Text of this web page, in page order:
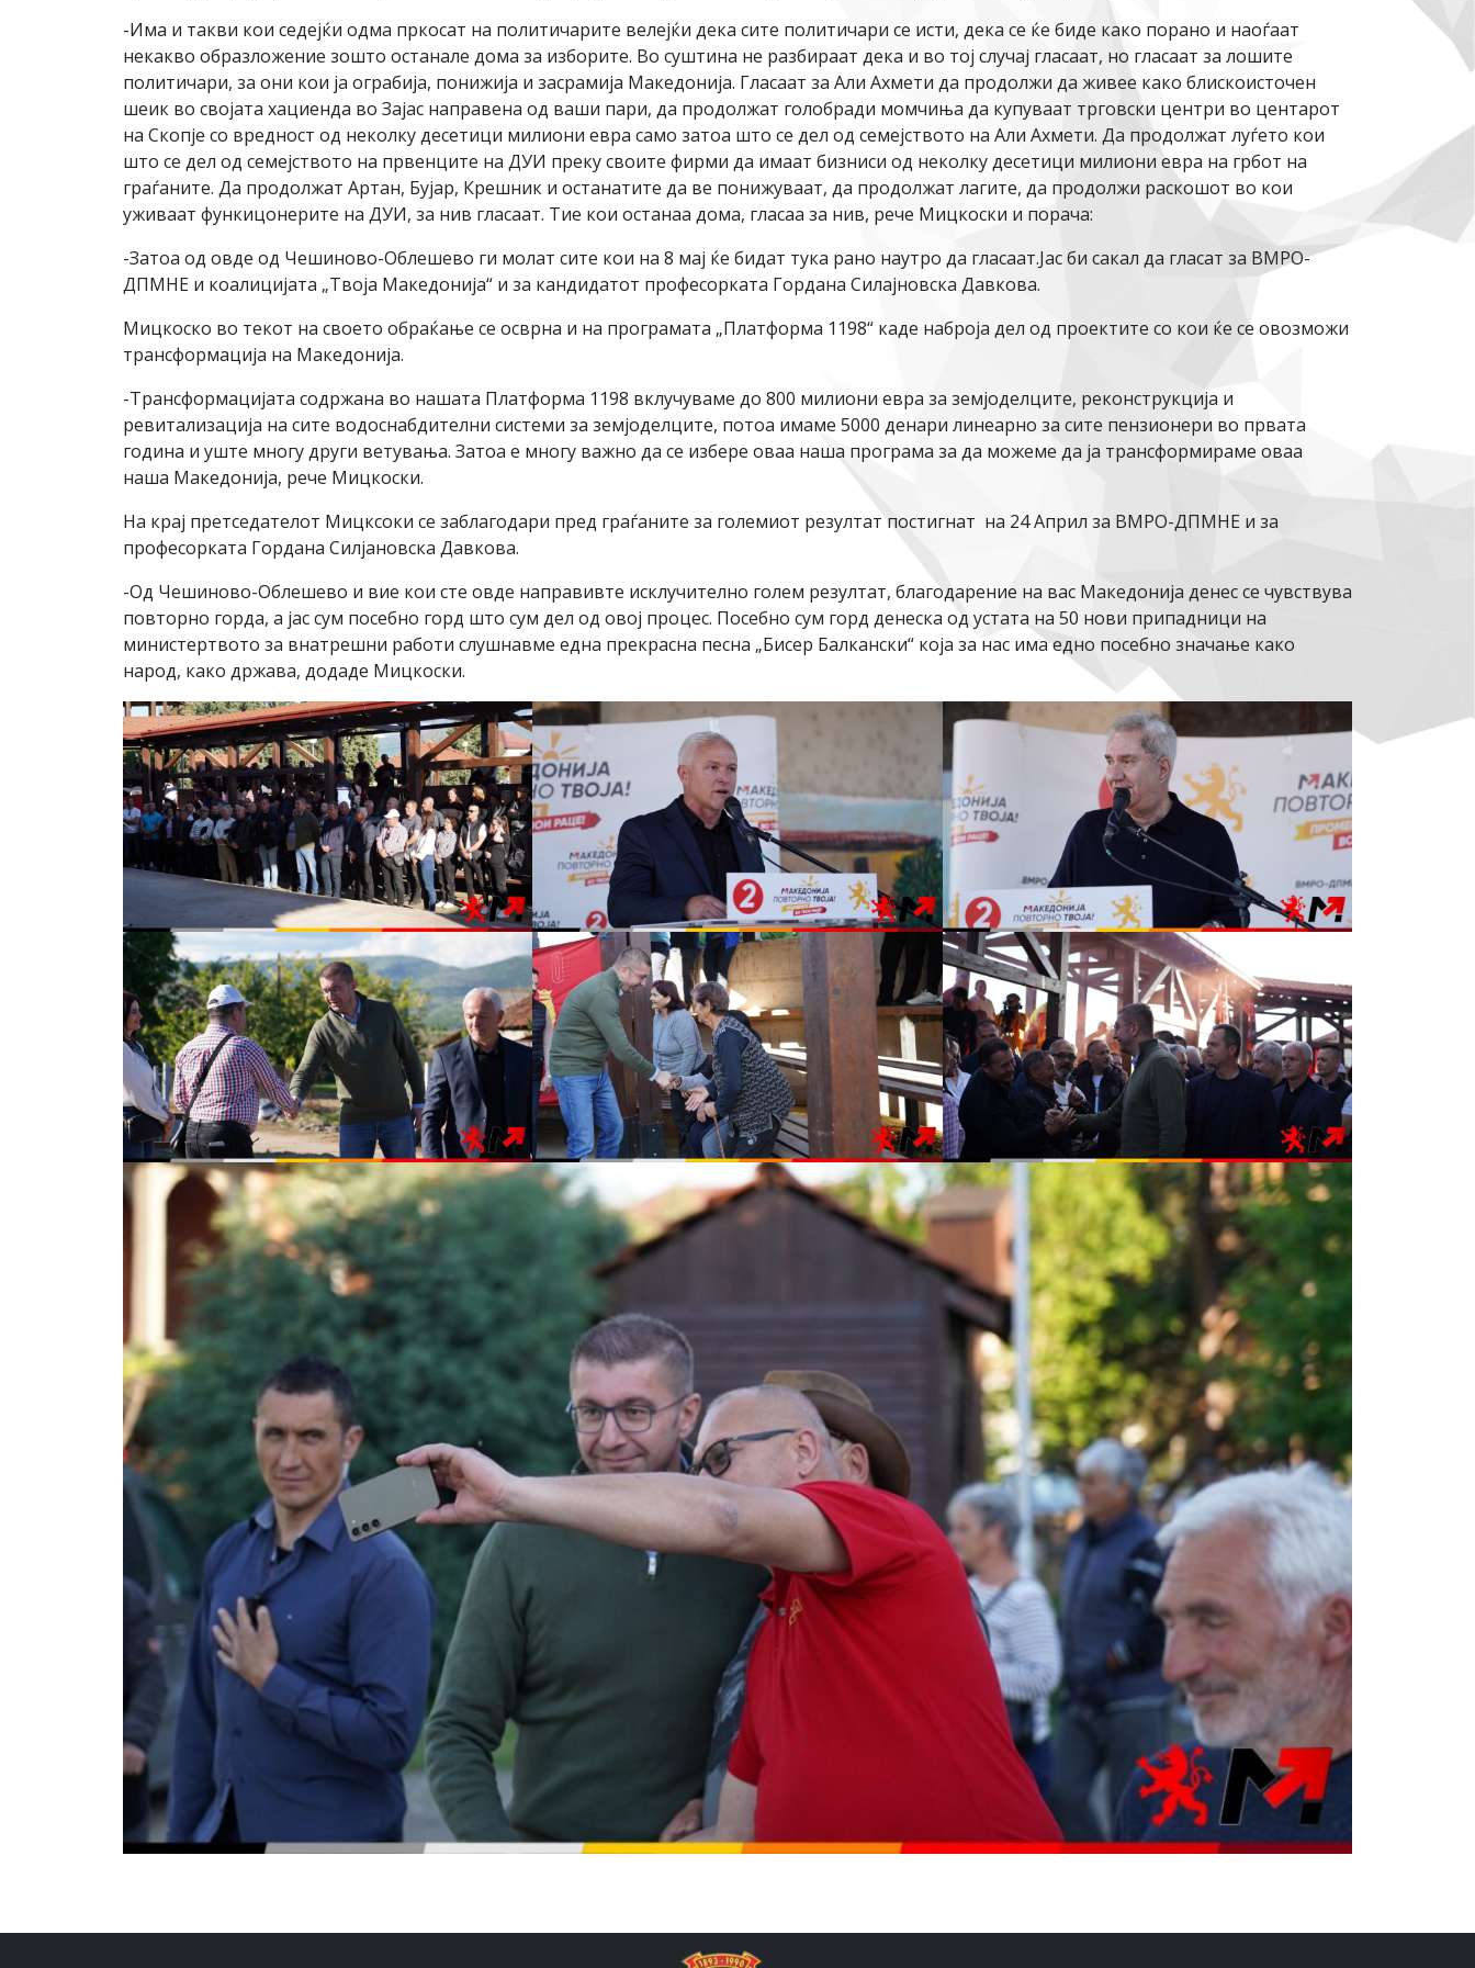
-Има и такви кои седејќи одма пркосат на политичарите велејќи дека сите политичари се исти, дека се ќе биде како порано и наоѓаат
некакво образложение зошто останале дома за изборите. Во суштина не разбираат дека и во тој случај гласаат, но гласаат за лошите
политичари, за они кои ја ограбија, понижија и засрамија Македонија. Гласаат за Али Ахмети да продолжи да живее како блискоисточен
шеик во својата хациенда во Зајас направена од ваши пари, да продолжат голобради момчиња да купуваат трговски центри во центарот
на Скопје со вредност од неколку десетици милиони евра само затоа што се дел од семејството на Али Ахмети. Да продолжат луѓето кои
што се дел од семејството на првенците на ДУИ преку своите фирми да имаат бизниси од неколку десетици милиони евра на грбот на
граѓаните. Да продолжат Артан, Бујар, Крешник и останатите да ве понижуваат, да продолжат лагите, да продолжи раскошот во кои
уживаат функицонерите на ДУИ, за нив гласаат. Тие кои останаа дома, гласаа за нив, рече Мицкоски и порача:
-Затоа од овде од Чешиново-Облешево ги молат сите кои на 8 мај ќе бидат тука рано наутро да гласаат.Јас би сакал да гласат за ВМРО-
ДПМНЕ и коалицијата „Твоја Македонија“ и за кандидатот професорката Гордана Силајновска Давкова.
Мицкоско во текот на своето обраќање се осврна и на програмата „Платформа 1198“ каде наброја дел од проектите со кои ќе се овозможи
трансформација на Македонија.
-Трансформацијата содржана во нашата Платформа 1198 вклучуваме до 800 милиони евра за земјоделците, реконструкција и
ревитализација на сите водоснабдителни системи за земјоделците, потоа имаме 5000 денари линеарно за сите пензионери во првата
година и уште многу други ветувања. Затоа е многу важно да се избере оваа наша програма за да можеме да ја трансформираме оваа
наша Македонија, рече Мицкоски.
На крај претседателот Мицксоки се заблагодари пред граѓаните за големиот резултат постигнат на 24 Април за ВМРО-ДПМНЕ и за
професорката Гордана Силјановска Давкова.
-Од Чешиново-Облешево и вие кои сте овде направивте исклучително голем резултат, благодарение на вас Македонија денес се чувствува
повторно горда, а јас сум посебно горд што сум дел од овој процес. Посебно сум горд денеска од устата на 50 нови припадници на
министертвото за внатрешни работи слушнавме една прекрасна песна „Бисер Балкански“ која за нас има едно посебно значање како
народ, како држава, додаде Мицкоски.